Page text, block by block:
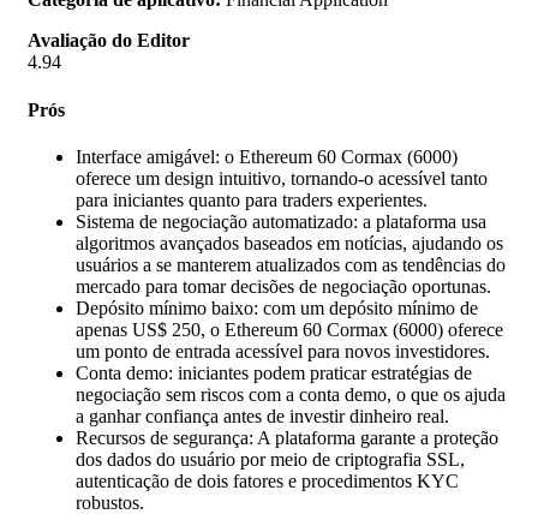
Avaliação do Editor
4.94
Prós
Interface amigável: o Ethereum 60 Cormax (6000)
oferece um design intuitivo, tornando-o acessível tanto
para iniciantes quanto para traders experientes.
Sistema de negociação automatizado: a plataforma usa
algoritmos avançados baseados em notícias, ajudando os
usuários a se manterem atualizados com as tendências do
mercado para tomar decisões de negociação oportunas.
Depósito mínimo baixo: com um depósito mínimo de
apenas US$ 250, o Ethereum 60 Cormax (6000) oferece
um ponto de entrada acessível para novos investidores.
Conta demo: iniciantes podem praticar estratégias de
negociação sem riscos com a conta demo, o que os ajuda
a ganhar confiança antes de investir dinheiro real.
Recursos de segurança: A plataforma garante a proteção
dos dados do usuário por meio de criptografia SSL,
autenticação de dois fatores e procedimentos KYC
robustos.